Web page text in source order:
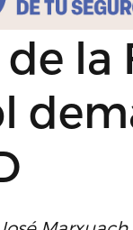
de la